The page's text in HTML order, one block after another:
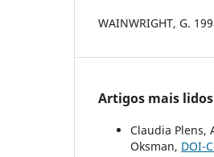
WAINWRIGHT, G.
Artigos mais
Claudia Plens,
Oksman, DOI-